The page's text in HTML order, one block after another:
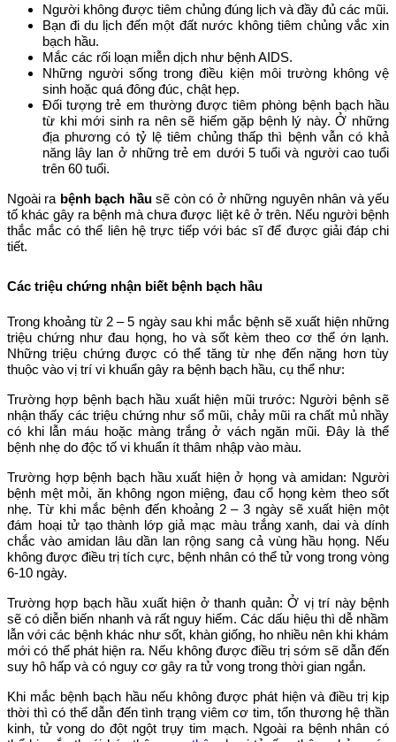
Người không được tiêm chủng đúng lịch và đầy đủ các mũi.
Bạn đi du lịch đến một đất nước không tiêm chủng vắc xin
bạch hầu.
Mắc các rối loạn miễn dịch như bệnh AIDS.
Những người sống trong điều kiện môi trường không vệ
sinh hoặc quá đông đúc, chật hẹp.
Đối tượng trẻ em thường được tiêm phòng bệnh bạch hầu
từ khi mới sinh ra nên sẽ hiếm gặp bệnh lý này. Ở những
địa phương có tỷ lệ tiêm chủng thấp thì bệnh vẫn có khả
năng lây lan ở những trẻ em dưới 5 tuổi và người cao tuổi
trên 60 tuổi.
Ngoài ra bệnh bạch hầusẽ còn có ở những nguyên nhân và yếu
tố khác gây ra bệnh mà chưa được liệt kê ở trên. Nếu người bệnh
thắc mắc có thể liên hệ trực tiếp với bác sĩ để được giải đáp chi
tiết.
Các triệu chứng nhận biết bệnh bạch hầu
Trong khoảng từ 2 – 5 ngày sau khi mắc bệnh sẽ xuất hiện những
triệu chứng như đau họng, ho và sốt kèm theo cơ thể ớn lạnh.
Những triệu chứng được có thể tăng từ nhẹ đến nặng hơn tùy
thuộc vào vị trí vi khuẩn gây ra bệnh bạch hầu, cụ thể như:
Trường hợp bệnh bạch hầu xuất hiện mũi trước: Người bệnh sẽ
nhận thấy các triệu chứng như sổ mũi, chảy mũi ra chất mủ nhầy
có khi lẫn máu hoặc màng trắng ở vách ngăn mũi. Đây là thể
bệnh nhẹ do độc tố vi khuẩn ít thâm nhập vào màu.
Trường hợp bệnh bạch hầu xuất hiện ở họng và amidan: Người
bệnh mệt mỏi, ăn không ngon miệng, đau cổ họng kèm theo sốt
nhẹ. Từ khi mắc bệnh đến khoảng 2 – 3 ngày sẽ xuất hiện một
đám hoại tử tạo thành lớp giả mạc màu trắng xanh, dai và dính
chắc vào amidan lâu dần lan rộng sang cả vùng hầu họng. Nếu
không được điều trị tích cực, bệnh nhân có thể tử vong trong vòng
6-10 ngày.
Trường hợp bạch hầu xuất hiện ở thanh quản: Ở vị trí này bệnh
sẽ có diễn biến nhanh và rất nguy hiểm. Các dấu hiệu thì dễ nhầm
lẫn với các bệnh khác như sốt, khàn giống, ho nhiều nên khi khám
mới có thể phát hiện ra. Nếu không được điều trị sớm sẽ dẫn đến
suy hô hấp và có nguy cơ gây ra tử vong trong thời gian ngắn.
Khi mắc bệnh bạch hầu nếu không được phát hiện và điều trị kịp
thời thì có thể dẫn đến tình trạng viêm cơ tim, tổn thương hệ thần
kinh, tử vong do đột ngột trụy tim mạch. Ngoài ra bệnh nhân có